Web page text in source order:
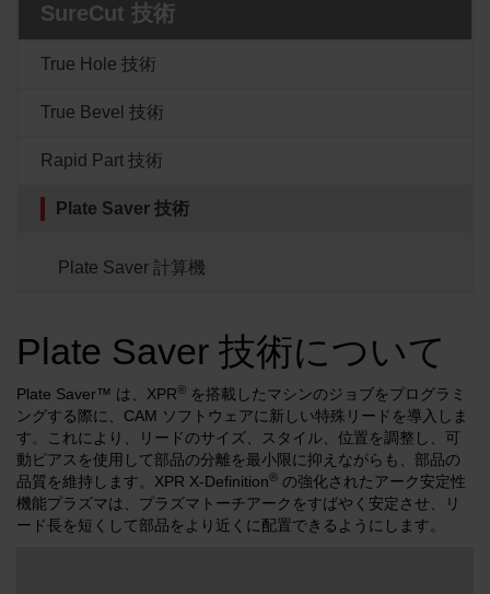
アカウントを作成する
製品
解決方法
リソース
SureCut 技術
True Hole 技術
True Bevel 技術
Rapid Part 技術
Plate Saver 技術
Plate Saver 計算機
Plate Saver 技術について
Plate Saver™ は、XPR® を搭載したマシンのジョブをプログラミ
ングする際に、CAM ソフトウェアに新しい特殊リードを導入しま
す。これにより、リードのサイズ、スタイル、位置を調整し、可
動ピアスを使用して部品の分離を最小限に抑えながらも、部品の
品質を維持します。XPR X-Definition® の強化されたアーク安定性
機能プラズマは、プラズマトーチアークをすばやく安定させ、リ
ード長を短くして部品をより近くに配置できるようにします。